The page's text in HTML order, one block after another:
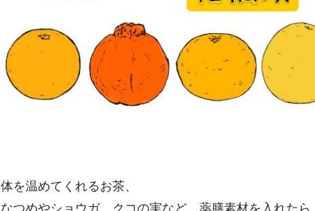
体を温めてくれるお茶、
なつめやショウガ、クコの実など、薬膳素材を入れたら、